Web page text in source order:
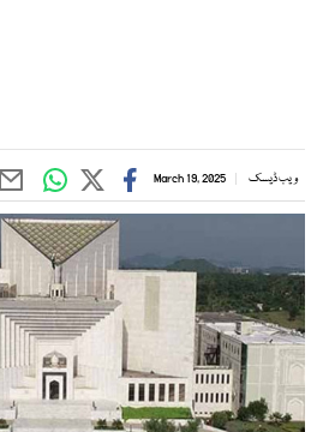
ویب ڈیسک March 19, 2025